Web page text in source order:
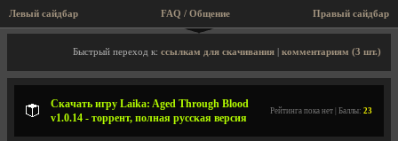
Левый сайдбар Правый сайдбар
FAQ / Общение
Описание игры, торрент, скриншоты, видео
Быстрый переход к: ссылкам для скачивания комментариям (3 шт.)
Скачать игру Laika: Aged Through Blood
v1.0.14 - торрент, полная русская версия
Рейтинга пока нет | Баллы: 23